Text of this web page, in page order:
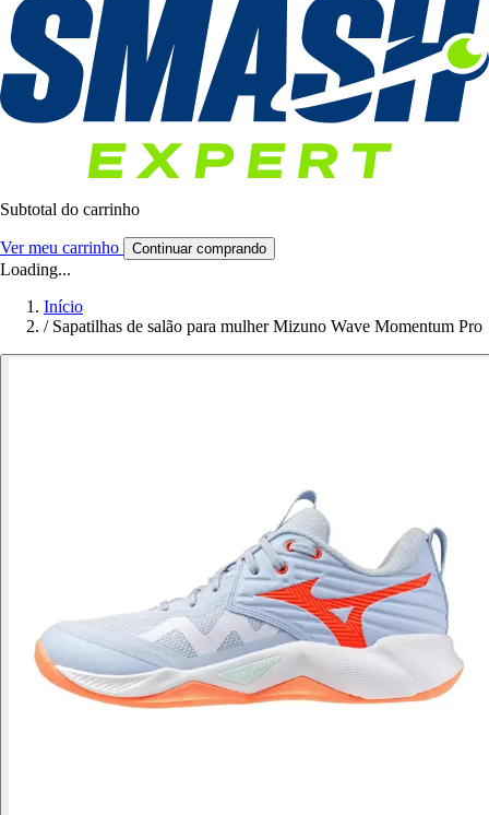
Subtotal do carrinho
Ver meu carrinho Continuar comprando
Loading...
Início
/ Sapatilhas de salão para mulher Mizuno Wave Momentum Pro